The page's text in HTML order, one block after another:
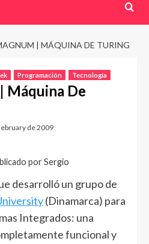
| MÁQUINA DE TURING
Programación Tecnología
Máquina De
de 2009
por Sergio
desarrolló un grupo de
(Dinamarca) para
Integrados: una
funcional y